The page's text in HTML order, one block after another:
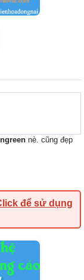
nè. cũng đẹp
để sử dụng